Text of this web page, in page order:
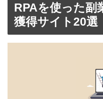
RPAを使った副
獲得サイト20選